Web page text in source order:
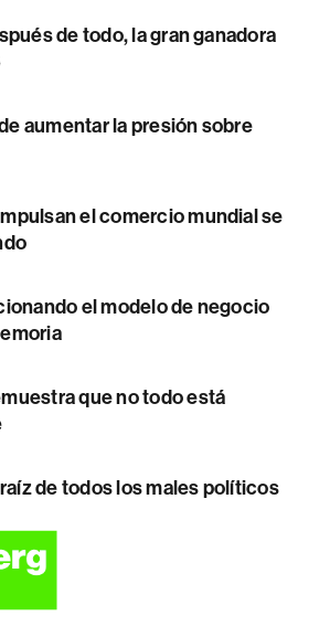
de todo, la gran ganadora
aumentar la presión sobre
el comercio mundial se
el modelo de negocio
que no todo está
de todos los males políticos